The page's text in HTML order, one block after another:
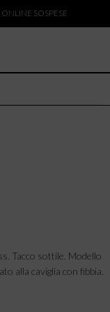
SOSPESE
Tacco sottile. Modello
alla caviglia con fibbia.